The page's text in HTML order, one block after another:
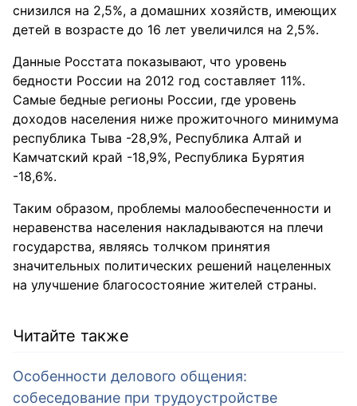
снизился на 2,5%, а домашних хозяйств, имеющих
детей в возрасте до 16 лет увеличился на 2,5%.
Данные Росстата показывают, что уровень
бедности России на 2012 год составляет 11%.
Самые бедные регионы России, где уровень
доходов населения ниже прожиточного минимума
республика Тыва -28,9%, Республика Алтай и
Камчатский край -18,9%, Республика Бурятия
-18,6%.
Таким образом, проблемы малообеспеченности и
неравенства населения накладываются на плечи
государства, являясь толчком принятия
значительных политических решений нацеленных
на улучшение благосостояние жителей страны.
Читайте также
Особенности делового общения:
собеседование при трудоустройстве